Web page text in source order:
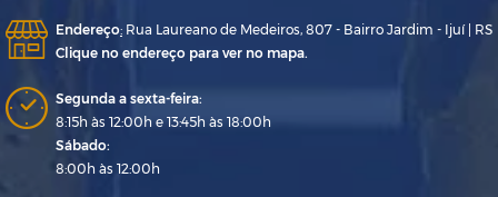
Endereço: Rua Laureano de Medeiros, 807 - Bairro Jardim - Ijuí | RS
Clique no endereço para ver no mapa.
Segunda a sexta-feira:
8:15h às 12:00h e 13:45h às 18:00h
Sábado:
8:00h às 12:00h